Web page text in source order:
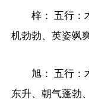
梓： 五行：
机勃勃、英姿飒
旭： 五行：
东升、朝气蓬勃